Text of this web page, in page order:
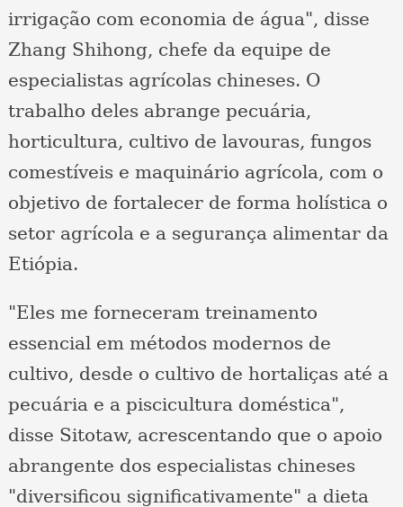
irrigação com economia de água", disse
Zhang Shihong, chefe da equipe de
especialistas agrícolas chineses. O
trabalho deles abrange pecuária,
horticultura, cultivo de lavouras, fungos
comestíveis e maquinário agrícola, com o
objetivo de fortalecer de forma holística o
setor agrícola e a segurança alimentar da
Etiópia.
"Eles me forneceram treinamento
essencial em métodos modernos de
cultivo, desde o cultivo de hortaliças até a
pecuária e a piscicultura doméstica",
disse Sitotaw, acrescentando que o apoio
abrangente dos especialistas chineses
"diversificou significativamente" a dieta